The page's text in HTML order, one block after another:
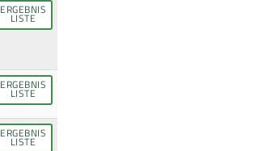
ERGEBNIS
LISTE
ERGEBNIS
LISTE
ERGEBNIS
LISTE